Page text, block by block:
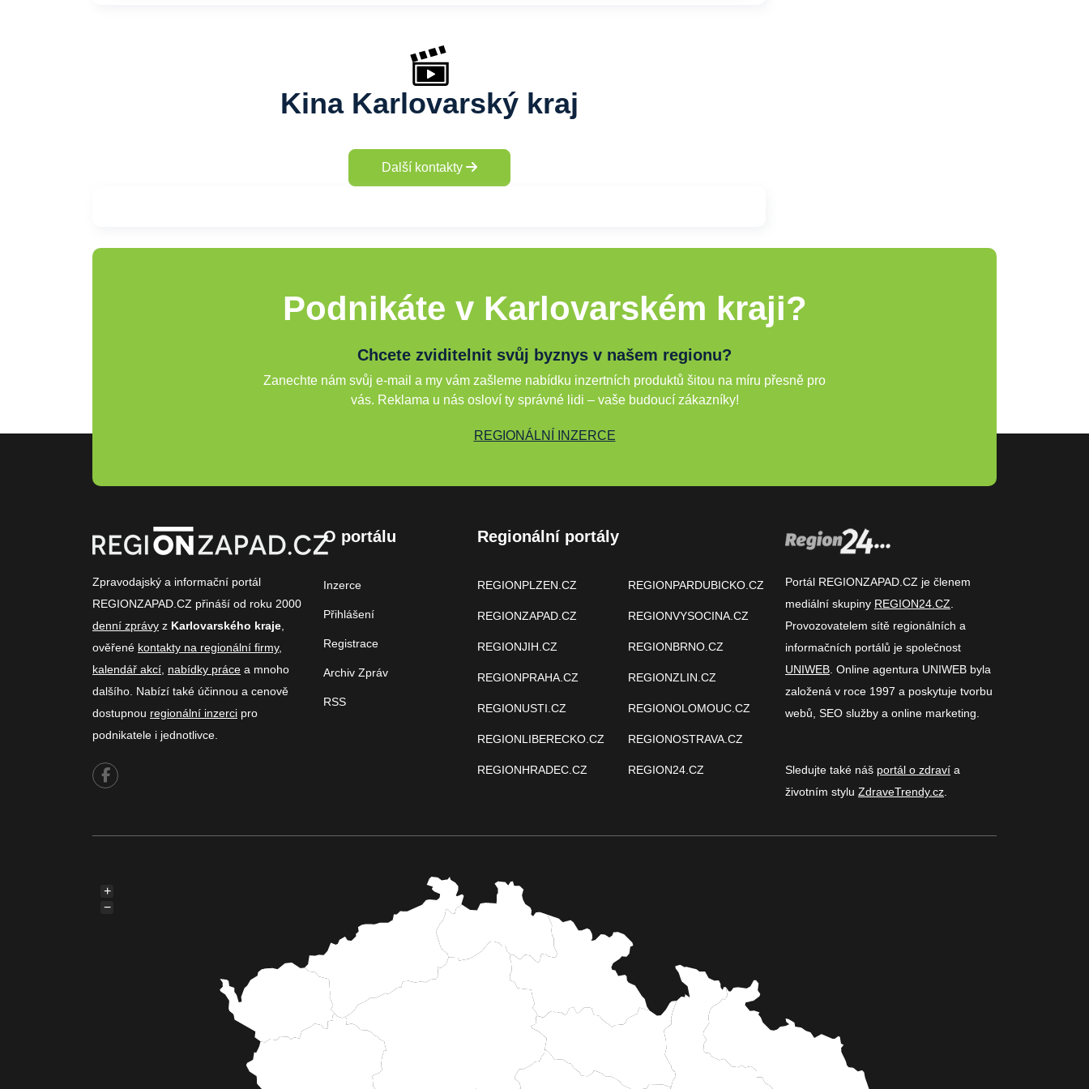
Kina Karlovarský kraj
Další kontakty
Podnikáte v Karlovarském kraji?
Chcete zviditelnit svůj byznys v našem regionu?
Zanechte nám svůj e-mail a my vám zašleme nabídku inzertních produktů šitou na míru přesně pro
vás. Reklama u nás osloví ty správné lidi – vaše budoucí zákazníky!
REGIONÁLNÍ INZERCE
Zpravodajský a informační portál
REGIONZAPAD.CZ přináší od roku 2000
denní zprávy z Karlovarského kraje
ověřené kontakty na regionální firmy,
kalendář akcí nabídky práce a mnoho
dalšího. Nabízí také účinnou a cenově
dostupnou regionální inzerci pro
podnikatele i jednotlivce.
O portálu
Inzerce
Přihlášení
Registrace
Archiv Zpráv
RSS
Regionální portály
REGIONPLZEN.CZ
REGIONZAPAD.CZ
REGIONJIH.CZ
REGIONPRAHA.CZ
REGIONUSTI.CZ
REGIONLIBERECKO.CZ
REGIONHRADEC.CZ
REGIONPARDUBICKO.CZ
REGIONVYSOCINA.CZ
REGIONBRNO.CZ
REGIONZLIN.CZ
REGIONOLOMOUC.CZ
REGIONOSTRAVA.CZ
REGION24.CZ
Portál REGIONZAPAD.CZ je členem
mediální skupiny REGION24.CZ
Provozovatelem sítě regionálních a
informačních portálů je společnost
UNIWEB . Online agentura UNIWEB byla
založená v roce 1997 a poskytuje tvorbu
webů, SEO služby a online marketing.
Sledujte také náš portál o zdraví a
životním stylu ZdraveTrendy.cz
+
−